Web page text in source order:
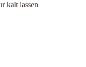
kalt lassen